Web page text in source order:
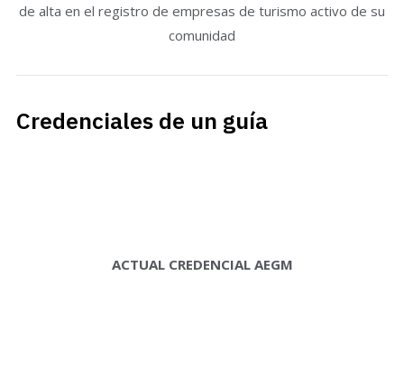
de alta en el registro de empresas de turismo activo de su
comunidad
Credenciales de un guía
ACTUAL CREDENCIAL AEGM